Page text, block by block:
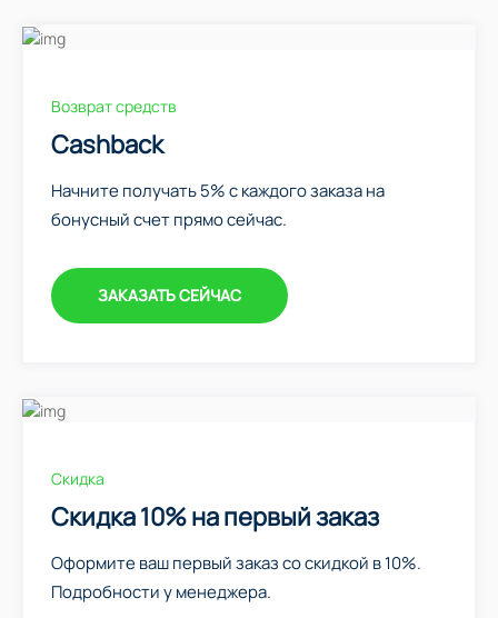
Возврат средств
Cashback
Начните получать 5% с каждого заказа на
бонусный счет прямо сейчас.
ЗАКАЗАТЬ СЕЙЧАС
Скидка
Скидка 10% на первый заказ
Оформите ваш первый заказ со скидкой в 10%.
Подробности у менеджера.